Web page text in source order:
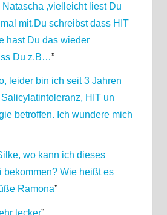
,vielleicht liest Du
mit.Du schreibst dass HIT
hast Du das wieder
Du z.B…”
leider bin ich seit 3 Jahren
HIT un
betroffen. Ich wundere mich
wo kann ich dieses
bekommen? Wie heißt es
Ramona”
lecker”